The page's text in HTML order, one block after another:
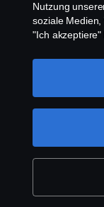
Cookie
© Copyright
CV AB (publ), SE-
+46-8-55 38 10
Nutzung
soziale
"Ich
Informationen
Cookies auch
bitte unseren
Klicken auf den
können.